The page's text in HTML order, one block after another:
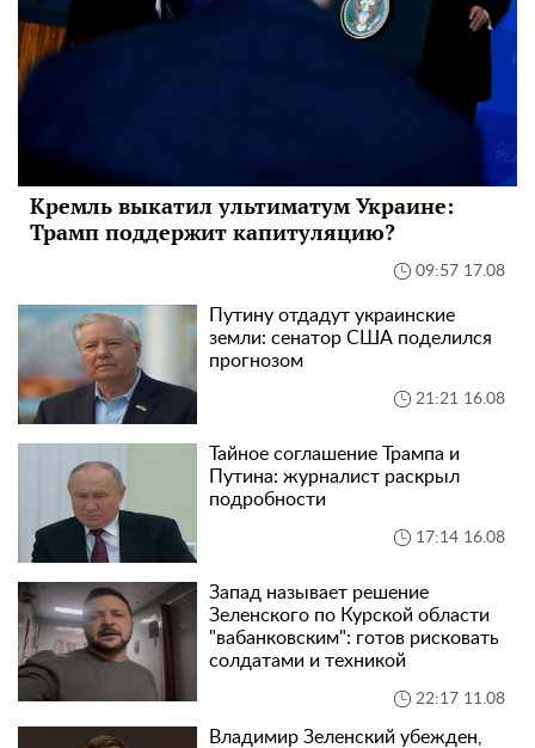
Кремль выкатил ультиматум Украине:
Трамп поддержит капитуляцию?
09:57 17.08
Путину отдадут украинские
земли: сенатор США поделился
прогнозом
21:21 16.08
Тайное соглашение Трампа и
Путина: журналист раскрыл
подробности
17:14 16.08
Запад называет решение
Зеленского по Курской области
"вабанковским": готов рисковать
солдатами и техникой
22:17 11.08
Владимир Зеленский убежден,